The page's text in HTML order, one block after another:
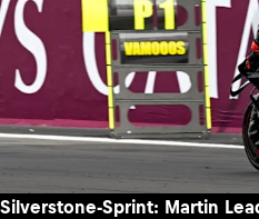
Silverstone-Sprint: Martin